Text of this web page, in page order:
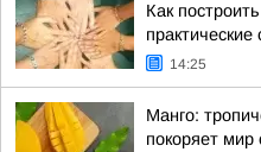
Как
практические
14:25
Манго:
покоряет